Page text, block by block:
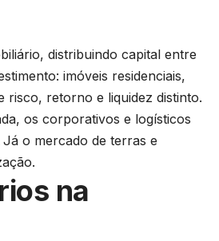
distribuindo capital entre
imóveis residenciais,
risco, retorno e liquidez distinto.
os corporativos e logísticos
o mercado de terras e
na